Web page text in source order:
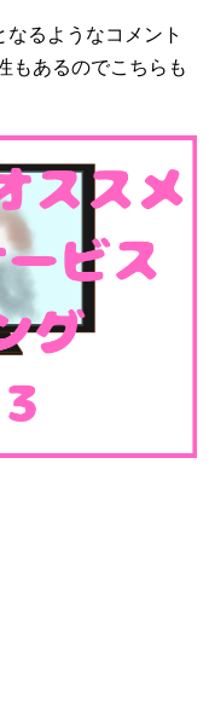
るようなコメント
もあるのでこちらも